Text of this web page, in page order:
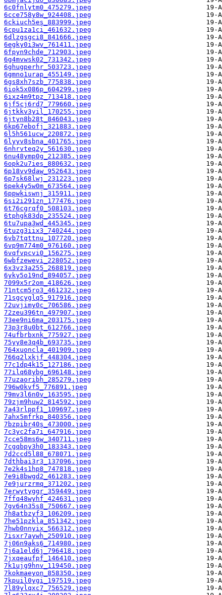
6c0fnlytm0_475279.jpeg
6cce758y8w_924408.jpeg
6ckiuch5es_883999.jpeg
6cpu1za1ci_461632.jpeg
6dlzgsgci8_841666.jpeg
6egky0i3wv_761411.jpeg
6fpyn9chde_712903.jpeg
6g4mvwsk02_731342.jpeg
6ghugperhr_503723.jpeg
6gmno1urap_455149.jpeg
6gs8xh7szb_775838.jpeg
6iok5x086p_604299.jpeg
6ixz4m9tpz_713418.jpeg
6jf5cj6rd7_779660.jpeg
6jtkkv3yil_170255.jpeg
6jtyn8b28t_846043.jpeg
6kp67ebofj_321883.jpeg
6l5h561ucw_220872.jpeg
6lyyv8sbna_401765.jpeg
6nhrvteq2y_561630.jpeg
6nu48ymp0g_212385.jpeg
6opk2u7ies_880632.jpeg
6p18vv9daw_952643.jpeg
6p7sk68lwj_231223.jpeg
6pek4y5w0m_673564.jpeg
6ppwkiswnj_315911.jpeg
6si2i291zn_177476.jpeg
6t76cgrqf0_508103.jpeg
6tphgk83dp_235524.jpeg
6tu7upa3wd_445345.jpeg
6tuzg3iix3_740244.jpeg
6vb7tqttnu_107720.jpeg
6vp9m774m0_976160.jpeg
6vqfvpcvi0_156275.jpeg
6wbfzewevi_228052.jpeg
6x3vz3a255_268819.jpeg
6yky5o19nd_894057.jpeg
7099x5r2om_418626.jpeg
71ntcm5ro3_461232.jpeg
71sgcyglq5_917916.jpeg
72uvjimy0c_706586.jpeg
72zeu396tn_497907.jpeg
73ee9ni6ma_203175.jpeg
73p3r8u0bt_612766.jpeg
74ufbrbxnk_775927.jpeg
75yy8e3q4b_693735.jpeg
764xuoncla_401909.jpeg
766q2lxkjf_448304.jpeg
77c1dp4k15_127186.jpeg
77ilq68ybg_696148.jpeg
77uzaoribh_285279.jpeg
796w0kvf5_776891.jpeg
79mv3l6n0v_163595.jpeg
79zjm9huw2_814592.jpeg
7a43rlppf1_109697.jpeg
7ahx5mfrkp_840356.jpeg
7bzpibr40s_473000.jpeg
7c3yc2fa7i_647916.jpeg
7cce58ms6w_340711.jpeg
7cgqbpy3h0_183343.jpeg
7d2ccd5l88_678071.jpeg
7dthbai3r3_137096.jpeg
7e2k4s1hp8_747818.jpeg
7e9i8bwgd2_461283.jpeg
7e9jurzrmq_371202.jpeg
7erwytyggr_359449.jpeg
7ffq48wyhf_424631.jpeg
7gv64n35s8_750667.jpeg
7h8atbzyf3_106209.jpeg
7he51pzkla_851342.jpeg
7hwb0nnyix_566312.jpeg
7isxr7aywh_250910.jpeg
7j06n9aks6_714980.jpeg
7j6a1eld6j_796418.jpeg
7jxqeaufpf_146410.jpeg
7k1ujg9hnv_119450.jpeg
7kokmaeyon_858350.jpeg
7kpuil0ygi_197519.jpeg
7l89ylqxc7_756529.jpeg